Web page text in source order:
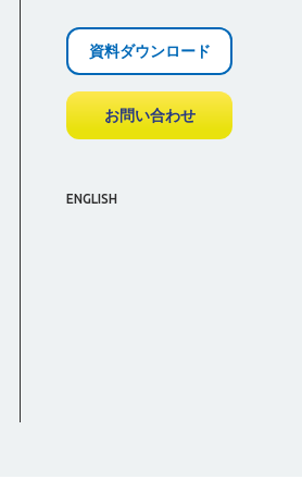
資料ダウンロード
お問い合わせ
ENGLISH